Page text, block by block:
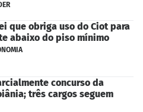
que obriga uso do Ciot para
abaixo do piso mínimo
concurso da
três cargos seguem